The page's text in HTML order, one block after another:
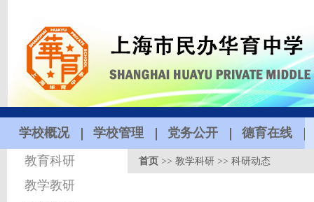
学校概况 学校管理 党务公开
德育在线
教育科研
教学教研
首页 >>教学科研 >>科研动态